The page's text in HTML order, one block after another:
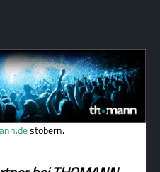
stöbern.